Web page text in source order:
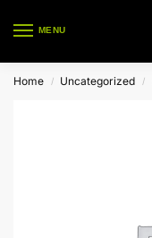
MENU
Home / Uncategorized /